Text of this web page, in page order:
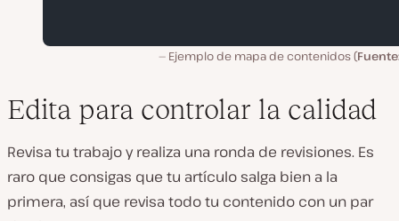
Ejemplo de mapa de contenidos (
Edita para controlar la calidad
Revisa tu trabajo y realiza una ronda de revisiones. Es
raro que consigas que tu artículo salga bien a la
primera, así que revisa todo tu contenido con un par